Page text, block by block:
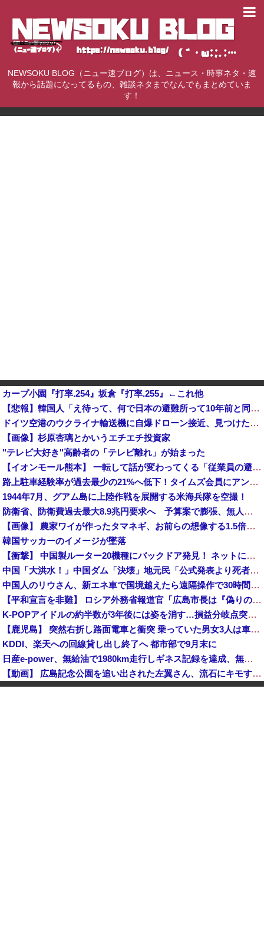
NEWSOKU BLOG（ニュー速ブログ）は、ニュース・時事ネタ・速
報から話題になってるもの、雑談ネタまでなんでもまとめていま
す！
カープ小園『打率.254』坂倉『打率.255』←これ他
【悲報】韓国人「え待って、何で日本の避難所って10年前と同レベルなの(ドン引き
ドイツ空港のウクライナ輸送機に自爆ドローン接近、見つけた空港職員が蹴り落とす…高性能プラスチック爆弾
【画像】杉原杏璃とかいうエチエチ投資家
"テレビ大好き"高齢者の「テレビ離れ」が始まった
【イオンモール熊本】 一転して話が変わってくる「従業員の避難誘導の証言が複数」イオン側が社内規定に抵触していた疑い
路上駐車経験率が過去最少の21%へ低下！タイムズ会員にアンケート
1944年7月、グアム島に上陸作戦を展開する米海兵隊を空撮！
防衛省、防衛費過去最大8.9兆円要求へ 予算案で膨張、無人機・AI導入
【画像】 農家ワイが作ったタマネギ、お前らの想像する1.5倍はデカいぞ
韓国サッカーのイメージが墜落
【衝撃】 中国製ルーター20機種にバックドア発見！ ネットに繋ぐだけで35秒ごとに中国のサーバーと通信
中国「大洪水！」中国ダム「決壊」地元民「公式発表より死者多い！」中国政府「住民拘束！（安否不明」中国当局「救助隊動画も削除」台風13号「三峡ダム接近中」→
中国人のリウさん、新エネ車で国境越えたら遠隔操作で30時間ロックされる！
【平和宣言を非難】 ロシア外務省報道官「広島市長は『偽りの呪文』繰り返している」
K-POPアイドルの約半数が3年後には姿を消す…損益分岐点突破は4％未満
【鹿児島】 突然右折し路面電車と衝突 乗っていた男女3人は車を放置しダッシュで逃走中
KDDI、楽天への回線貸し出し終了へ 都市部で9月末に
日産e-power、無給油で1980km走行しギネス記録を達成、無駄な発電や送電ロスなくEVよりエコを証明
【動画】 広島記念公園を追い出された左翼さん、流石にキモすぎて炎上
中国「大洪水！」三峡ダム「大雨で増水（台風直撃前」中国ダム「緊急放流！」中国鉄道「列車が走行中に流される」中国避難所「支援物資は有料です」謎の勢力「え」→